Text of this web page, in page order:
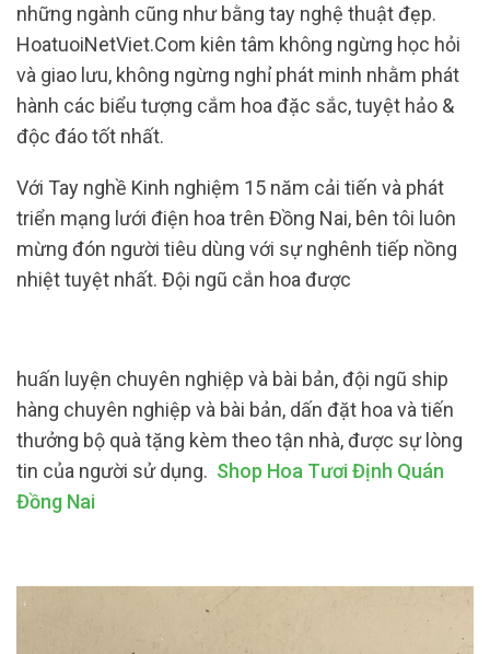
những ngành cũng như bằng tay nghệ thuật đẹp.
HoatuoiNetViet.Com kiên tâm không ngừng học hỏi
và giao lưu, không ngừng nghỉ phát minh nhằm phát
hành các biểu tượng cắm hoa đặc sắc, tuyệt hảo &
độc đáo tốt nhất.
Với Tay nghề Kinh nghiệm 15 năm cải tiến và phát
triển mạng lưới điện hoa trên Đồng Nai, bên tôi luôn
mừng đón người tiêu dùng với sự nghênh tiếp nồng
nhiệt tuyệt nhất. Đội ngũ cắn hoa được
huấn luyện chuyên nghiệp và bài bản, đội ngũ ship
hàng chuyên nghiệp và bài bản, dấn đặt hoa và tiến
thưởng bộ quà tặng kèm theo tận nhà, được sự lòng
tin của người sử dụng. Shop Hoa Tươi Định Quán
Đồng Nai